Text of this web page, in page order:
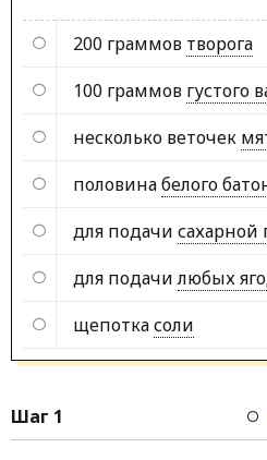
200 граммов творога
100 граммов густого
несколько веточек
половинабелого
для подачи сахарной
для подачи любых
щепоткасоли
Шаг 1